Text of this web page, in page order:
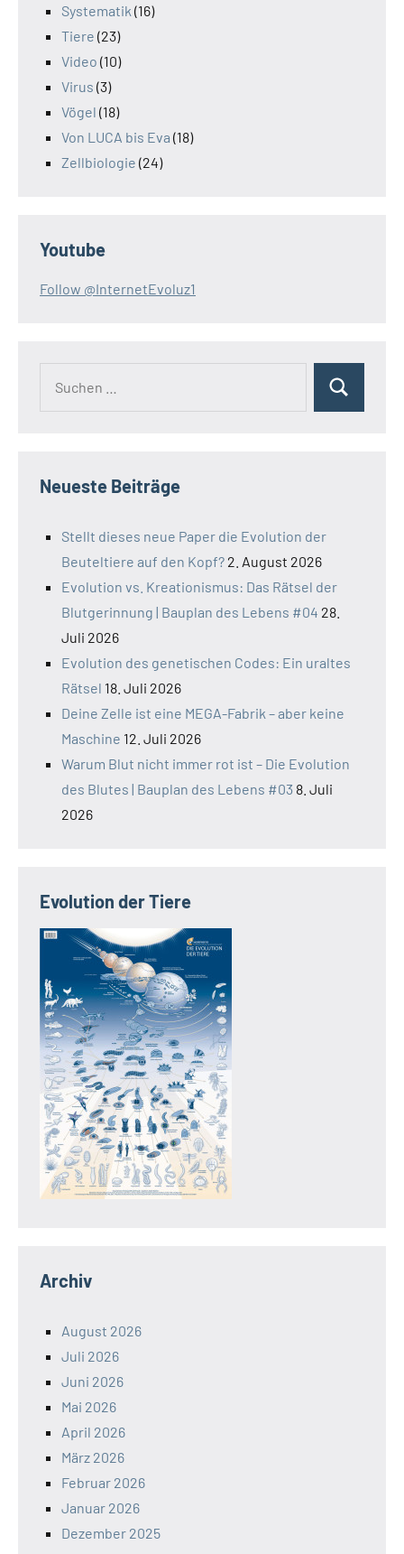
Systematik (16)
Tiere (23)
Video (10)
Virus (3)
Vögel (18)
Von LUCA bis Eva (18)
Zellbiologie (24)
Youtube
Follow @InternetEvoluz1
Suchen
Neueste Beiträge
Stellt dieses neue Paper die Evolution der
Beuteltiere auf den Kopf? 2. August 2026
Evolution vs. Kreationismus: Das Rätsel der
Blutgerinnung | Bauplan des Lebens #04 28.
Juli 2026
Evolution des genetischen Codes: Ein uraltes
Rätsel 18. Juli 2026
Deine Zelle ist eine MEGA-Fabrik – aber keine
Maschine 12. Juli 2026
Warum Blut nicht immer rot ist – Die Evolution
des Blutes | Bauplan des Lebens #03 8. Juli
2026
Evolution der Tiere
Archiv
August 2026
Juli 2026
Juni 2026
Mai 2026
April 2026
März 2026
Februar 2026
Januar 2026
Dezember 2025